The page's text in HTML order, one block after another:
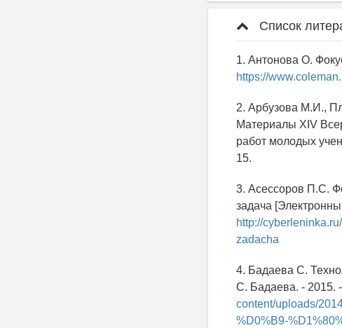
Список
1. Антонова О.
https://
2. Арбузова М.И.,
Материалы XIV
работ молодых
15.
3. Асессоров П.С.
задача
http://
zadacha
4. Бадаева С.
С. Бадаева. - 2015.
content/uploads/
%D0%B9-